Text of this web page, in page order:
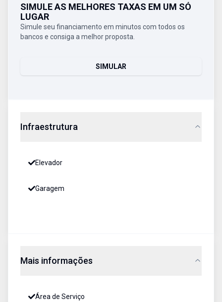
SIMULE AS MELHORES TAXAS EM UM SÓ
LUGAR
Simule seu financiamento em minutos com todos os
bancos e consiga a melhor proposta.
SIMULAR
Infraestrutura
Elevador
Garagem
Mais informações
Área de Serviço